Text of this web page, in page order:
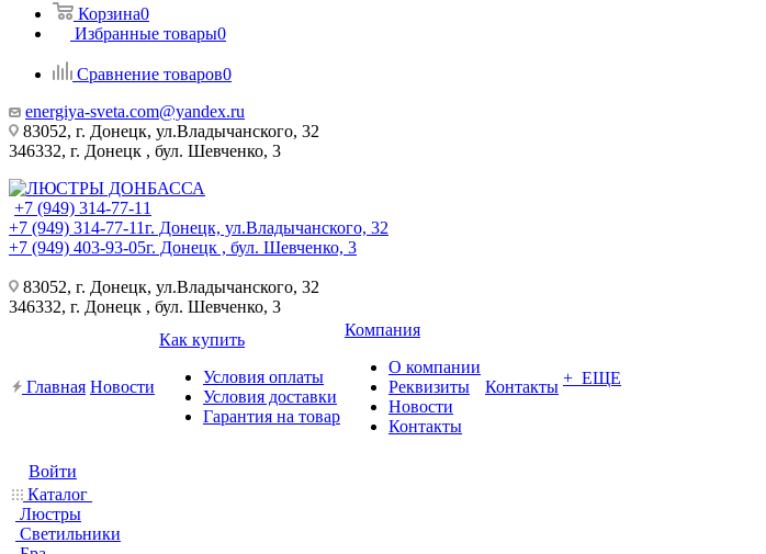
Корзина0
Избранные товары0
Сравнение товаров0
energiya-sveta.com@yandex.ru
83052, г. Донецк, ул.Владычанского, 32
346332, г. Донецк , бул. Шевченко, 3
+7 (949) 314-77-11
+7 (949) 314-77-11г. Донецк, ул.Владычанского, 32
+7 (949) 403-93-05г. Донецк , бул. Шевченко, 3
83052, г. Донецк, ул.Владычанского, 32
346332, г. Донецк , бул. Шевченко, 3
Главная Новости
Как купить
Условия оплаты
Условия доставки
Гарантия на товар
Компания
О компании
Реквизиты
Новости
Контакты
Контакты + ЕЩЕ
Войти
Каталог
Люстры
Светильники